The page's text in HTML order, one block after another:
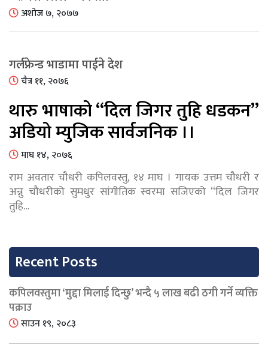
अशोज ७, २०७७
गर्लफ्रेन्ड भाडामा पाईने देश
चैत्र ११, २०७६
थारु भाषाको “दिल जिगर तुहि धडकन”
अडियो म्युजिक सार्वजनिक ।।
माघ १४, २०७६
राम अवतार चौधरी कपिलवस्तु, १४ माघ । गायक उत्तम चौधरी र
अन्नु चौधरीको सुमधुर सांगीतिक स्वरमा सजिएको “दिल जिगर
तुहि…
Recent Posts
कपिलवस्तुमा ‘मुद्दा मिलाई दिन्छु’ भन्दै ५ लाख बढी ठगी गर्ने व्यक्ति
पक्राउ
साउन १९, २०८३